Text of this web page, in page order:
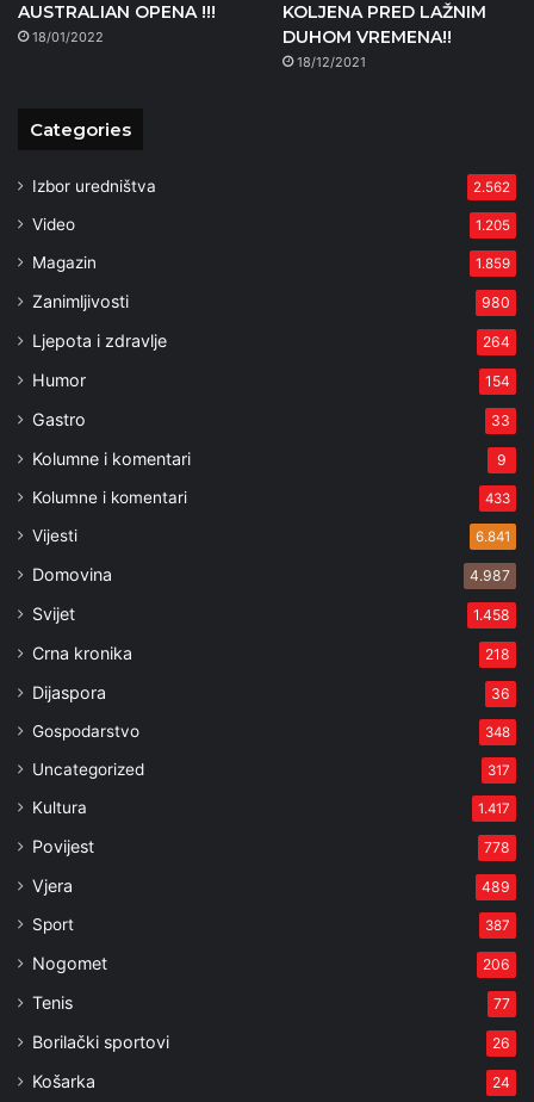
AUSTRALIAN OPENA !!!
18/01/2022
KOLJENA PRED LAŽNIM
DUHOM VREMENA!!
18/12/2021
Categories
Izbor uredništva 2.562
Video 1.205
Magazin 1.859
Zanimljivosti 980
Ljepota i zdravlje 264
Humor 154
Gastro 33
Kolumne i komentari 9
Kolumne i komentari 433
Vijesti 6.841
Domovina 4.987
Svijet 1.458
Crna kronika 218
Dijaspora 36
Gospodarstvo 348
Uncategorized 317
Kultura 1.417
Povijest 778
Vjera 489
Sport 387
Nogomet 206
Tenis 77
Borilački sportovi 26
Košarka 24